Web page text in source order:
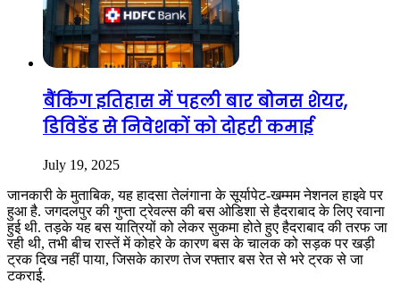
बैंकिंग इतिहास में पहली बार बोनस शेयर,
डिविडेंड से निवेशकों को दोहरी कमाई
July 19, 2025
जानकारी के मुताबिक, यह हादसा तेलंगाना के सूर्यापेट-खम्मम नेशनल हाइवे पर
हुआ है. जगदलपुर की गुप्ता ट्रेवल्स की बस ओडिशा से हैदराबाद के लिए रवाना
हुई थी. तड़के यह बस यात्रियों को लेकर सुकमा होते हुए हैदराबाद की तरफ जा
रही थी, तभी बीच रास्तें में कोहरे के कारण बस के चालक को सड़क पर खड़ी
ट्रक दिख नहीं पाया, जिसके कारण तेज रफ्तार बस रेत से भरे ट्रक से जा
टकराई.